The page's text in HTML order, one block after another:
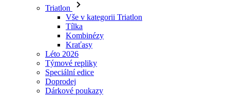
Léto 2026
Týmové repliky
Speciální edice
Doprodej
Dárkové poukazy
Děti
Vše v kategorii Děti
Cyklistika
Vše v kategorii Cyklistika